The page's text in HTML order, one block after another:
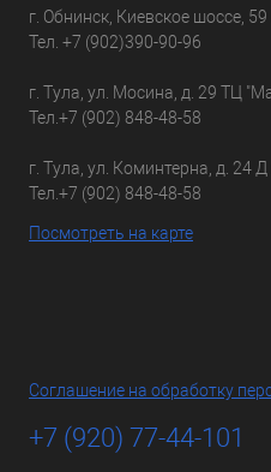
г. Обнинск, Киевское шоссе,
Тел. +7 (902)390-90-96
г. Тула, ул. Мосина, д. 29 ТЦ
Тел. +7 (902) 848-48-58
г. Тула, ул. Коминтерна, д. 24
Тел. +7 (902) 848-48-58
Посмотреть на карте
Соглашение на обработку
+7 (920) 77-44-101